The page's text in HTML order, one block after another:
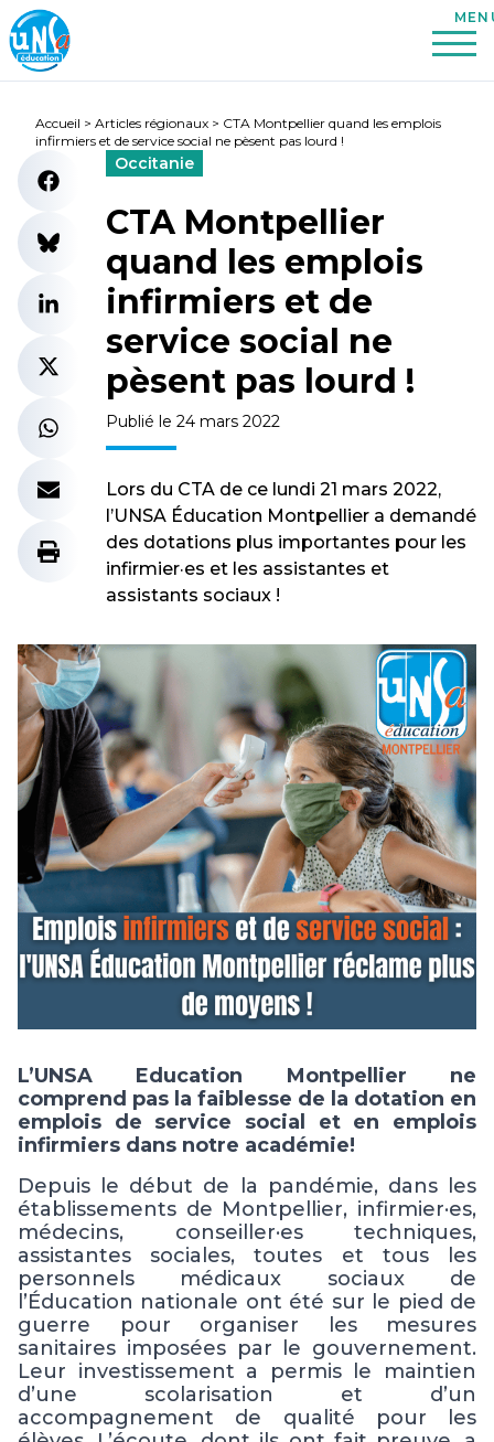
Accueil > Articles régionaux > CTA Montpellier quand les emplois
infirmiers et de service social ne pèsent pas lourd !
Occitanie
CTA Montpellier
quand les emplois
infirmiers et de
service social ne
pèsent pas lourd !
Publié le 24 mars 2022
Lors du CTA de ce lundi 21 mars 2022,
l’UNSA Éducation Montpellier a demandé
des dotations plus importantes pour les
infirmier·es et les assistantes et
assistants sociaux !
L’UNSA Education Montpellier ne
comprend pas la faiblesse de la dotation en
emplois de service social et en emplois
infirmiers dans notre académie!
Depuis le début de la pandémie, dans les
établissements de Montpellier, infirmier·es,
médecins, conseiller·es techniques,
assistantes sociales, toutes et tousles
personnels médicaux sociaux de
l’Éducation nationale ont été sur le pied de
guerre pour organiser les mesures
sanitaires imposées par le gouvernement.
Leur investissement a permis le maintien
d’une scolarisation et d’un
accompagnement de qualité
pour les